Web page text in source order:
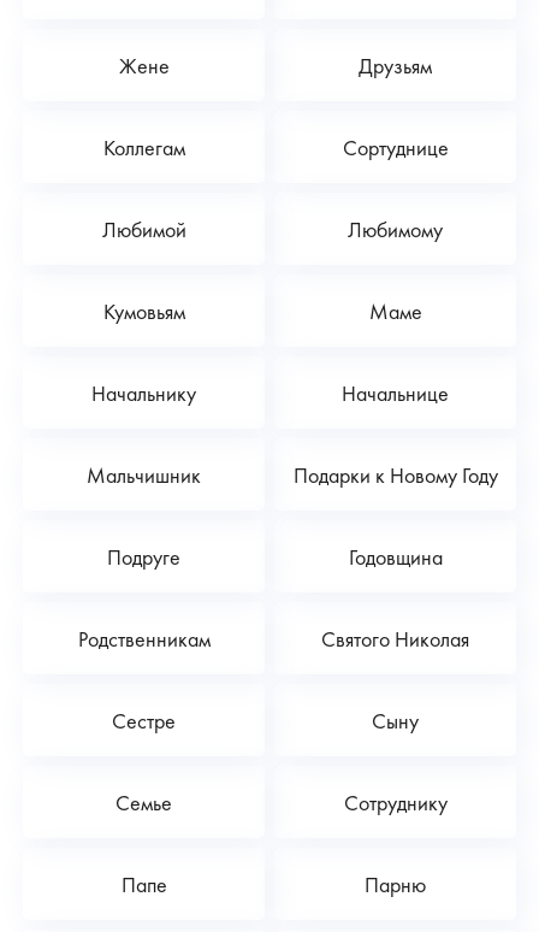
Жене Друзьям
Коллегам Сортуднице
Любимой Любимому
Кумовьям Маме
Начальнику Начальнице
Мальчишник Подарки к Новому Году
Подруге Годовщина
Родственникам Святого Николая
Сестре Сыну
Семье Сотруднику
Папе Парню